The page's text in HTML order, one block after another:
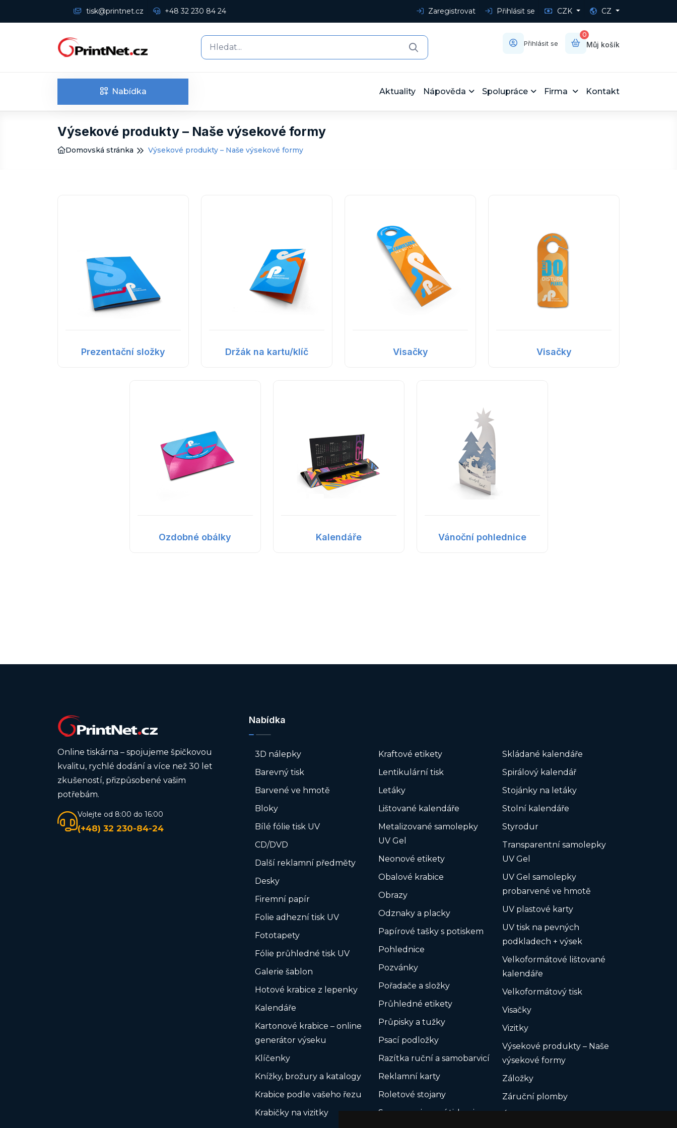
tisk@printnet.cz +48 32 230 84 24 Zaregistrovat Přihlásit se CZK CZ
Přihlásit se
0
Můj košík
Nabídka Aktuality Nápověda Spolupráce Firma Kontakt
Výsekové produkty – Naše výsekové formy
Domovská stránka Výsekové produkty – Naše výsekové formy
Prezentační složky Držák na kartu/klíč Visačky Visačky
Ozdobné obálky Kalendáře Vánoční pohlednice
Online tiskárna – spojujeme špičkovou
kvalitu, rychlé dodání a více než 30 let
zkušeností, přizpůsobené vašim
potřebám.
Volejte od 8:00 do 16:00
(+48) 32 230-84-24
Nabídka
3D nálepky
Barevný tisk
Barvené ve hmotě
Bloky
Bílé fólie tisk UV
CD/DVD
Další reklamní předměty
Desky
Firemní papír
Folie adhezní tisk UV
Fototapety
Fólie průhledné tisk UV
Galerie šablon
Hotové krabice z lepenky
Kalendáře
Kartonové krabice – online
generátor výseku
Klíčenky
Knížky, brožury a katalogy
Krabice podle vašeho řezu
Krabičky na vizitky
Kraftové etikety
Lentikulární tisk
Letáky
Lištované kalendáře
Metalizované samolepky
UV Gel
Neonové etikety
Obalové krabice
Obrazy
Odznaky a placky
Papírové tašky s potiskem
Pohlednice
Pozvánky
Pořadače a složky
Průhledné etikety
Průpisky a tužky
Psací podložky
Razítka ruční a samobarvicí
Reklamní karty
Roletové stojany
Samopropisovací tiskopisy
Skládané kalendáře
Spirálový kalendář
Stojánky na letáky
Stolní kalendáře
Styrodur
Transparentní samolepky
UV Gel
UV Gel samolepky
probarvené ve hmotě
UV plastové karty
UV tisk na pevných
podkladech + výsek
Velkoformátové lištované
kalendáře
Velkoformátový tisk
Visačky
Vizitky
Výsekové produkty – Naše
výsekové formy
Záložky
Záruční plomby